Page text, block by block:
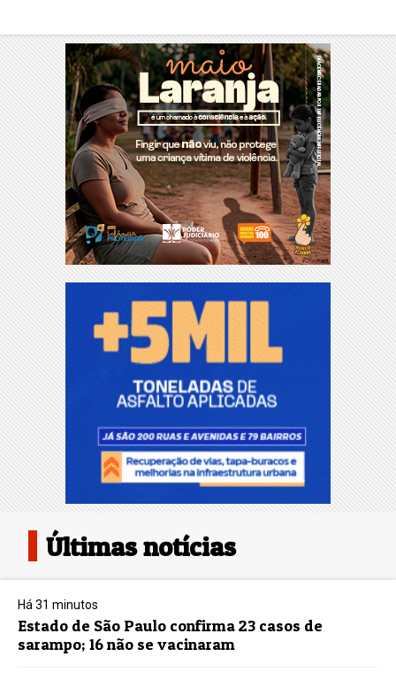
Últimas notícias
Há 31 minutos
Estado de São Paulo confirma 23 casos de
sarampo; 16 não se vacinaram